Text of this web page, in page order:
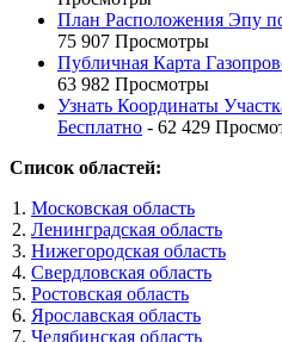
План Расположения Эпу
75 907 Просмотры
Публичная Карта
63 982 Просмотры
Узнать Координаты
Бесплатно - 62 429
Список областей:
Московская область
Ленинградская область
Нижегородская область
Свердловская область
Ростовская область
Ярославская область
Челябинская область